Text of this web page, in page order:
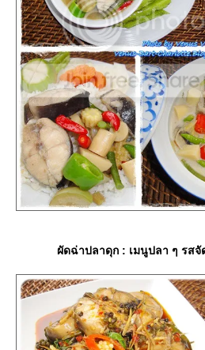
ผัดฉ่าปลาดุก : เมนูปลา ๆ รส